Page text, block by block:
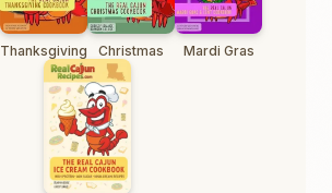
Thanksgiving Christmas Mardi Gras